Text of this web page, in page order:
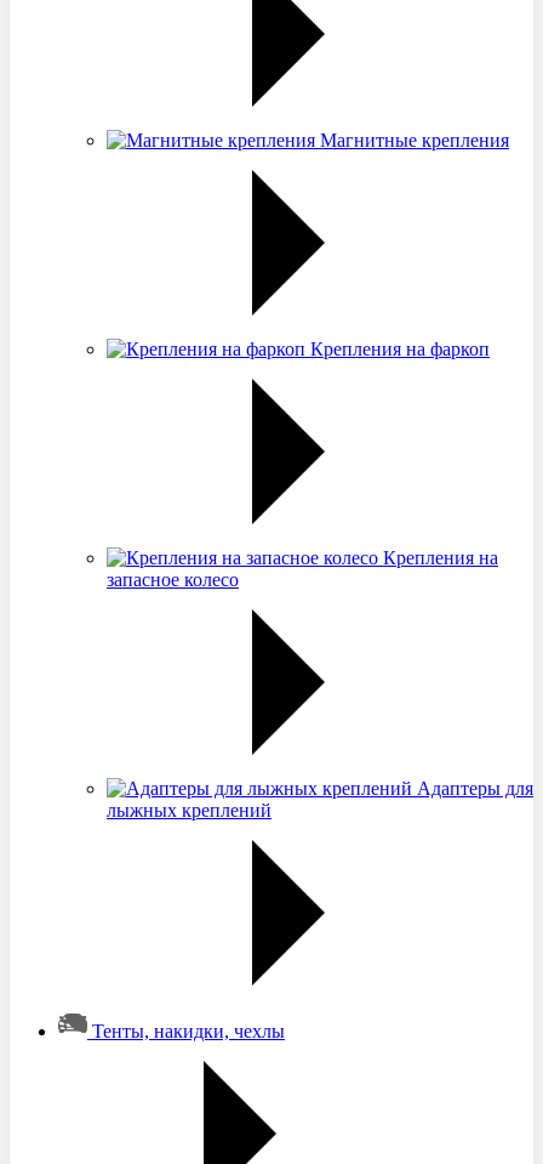
Магнитные крепления
Крепления на фаркоп
Крепления на
запасное колесо
Адаптеры для
лыжных креплений
Тенты, накидки, чехлы